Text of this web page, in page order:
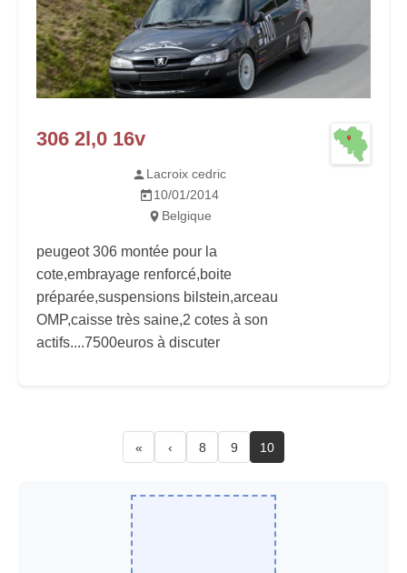
306 2l,0 16v
Lacroix cedric
10/01/2014
Belgique
peugeot 306 montée pour la
cote,embrayage renforcé,boite
préparée,suspensions bilstein,arceau
OMP,caisse très saine,2 cotes à son
actifs....7500euros à discuter
« ‹ 8 9 10